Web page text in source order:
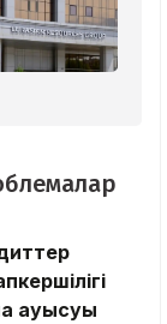
ауысуы